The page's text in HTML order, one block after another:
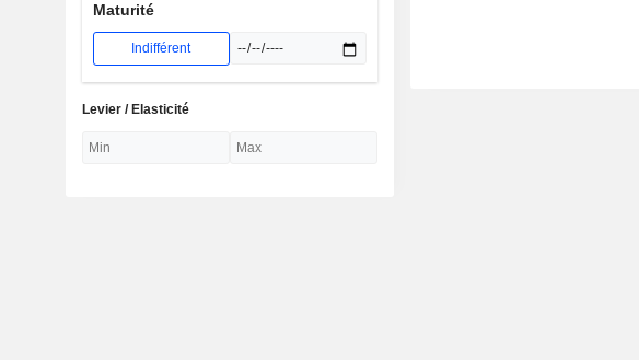
Maturité
Indifférent
Levier / Elasticité